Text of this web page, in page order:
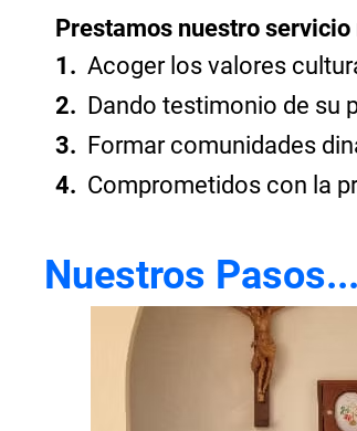
Prestamos nuestro servicio
1.
Acoger los valores
2.
Dando testimonio de su
3.
Formar comunidades
4.
Comprometidos con la
Nuestros Pasos...